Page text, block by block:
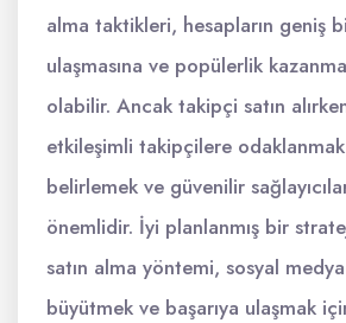
alma taktikleri, hesapların geniş
ulaşmasına ve popülerlik
olabilir. Ancak takipçi satın
etkileşimli takipçilere
belirlemek ve güvenilir
önemlidir. İyi planlanmış bir
satın alma yöntemi, sosyal medya
büyütmek ve başarıya ulaşmak